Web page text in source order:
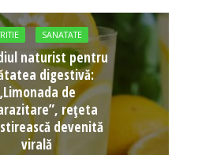
SANATATE
naturist pentru
digestivă:
de
rețeta
devenită
virală